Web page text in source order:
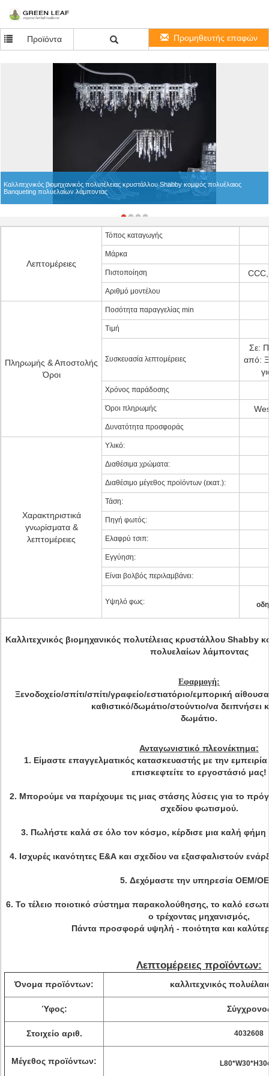
Προϊόντα Προμηθευτής επαφών
Καλλιτεχνικός βιομηχανικός πολυτέλειας κρυστάλλου Shabby κομψός πολυέλαιος
Banqueting πολυελαίων λάμποντας
Λεπτομέρειες
Τόπος καταγωγής
Μάρκα
Πιστοποίηση
Αριθμό μοντέλου
Πληρωμής & Αποστολής
Όροι
Ποσότητα παραγγελίας min
Τιμή
Συσκευασία λεπτομέρειες
Σε:
από:
Χρόνος παράδοσης
Όροι πληρωμής
Δυνατότητα προσφοράς
Χαρακτηριστικά
γνωρίσματα &
λεπτομέρειες
Υλικό:
Διαθέσιμα χρώματα:
Διαθέσιμο μέγεθος προϊόντων (εκατ.):
Τάση:
Πηγή φωτός:
Ελαφρύ τσιπ:
Εγγύηση:
Είναι βολβός περιλαμβάνει:
Υψηλό φως:
Καλλιτεχνικός βιομηχανικός πολυτέλειας κρυστάλλου
πολυελαίων λάμποντας
Εφαρμογή:
Ξενοδοχείο/σπίτι/σπίτι/γραφείο/εστιατόριο/εμπορική
καθιστικό/δωμάτιο/στούντιο/να δειπνήσει
δωμάτιο.
Ανταγωνιστικό πλεονέκτημα:
1. Είμαστε επαγγελματικός κατασκευαστής με την
επισκεφτείτε το εργοστάσιό μας!
2. Μπορούμε να παρέχουμε τις μιας στάσης λύσεις για το
σχεδίου φωτισμού.
3. Πωλήστε καλά σε όλο τον κόσμο, κέρδισε μια καλή
4. Ισχυρές ικανότητες Ε&Α και σχεδίου να εξασφαλιστούν
5. Δεχόμαστε την υπηρεσία OEM/
6. Το τέλειο ποιοτικό σύστημα παρακολούθησης, το καλό
ο τρέχοντας μηχανισμός,
Πάντα προσφορά υψηλή - ποιότητα και
Λεπτομέρειες προϊόντων:
Όνομα προϊόντων: καλλιτεχνικός
Ύφος:
Στοιχείο αριθ. 4032608
Μέγεθος προϊόντων: